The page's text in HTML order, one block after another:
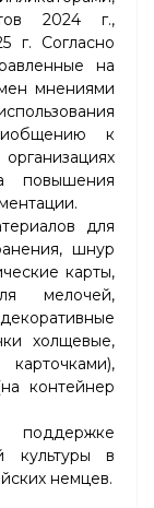
2024 г.,
г. Согласно
на
мнениями
к
повышения
для
шнур
карты,
мелочей,
холщевые,
контейнер
культуры в
немцев.